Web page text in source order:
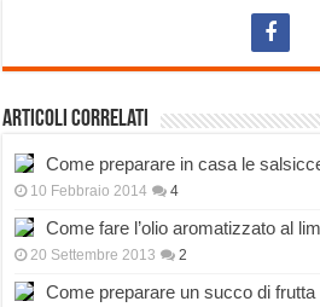
Articoli correlati
Come preparare in casa le
10 Febbraio 2014 4
Come fare l’olio aromatizzato al
20 Settembre 2013 2
Come preparare un succo di frutta